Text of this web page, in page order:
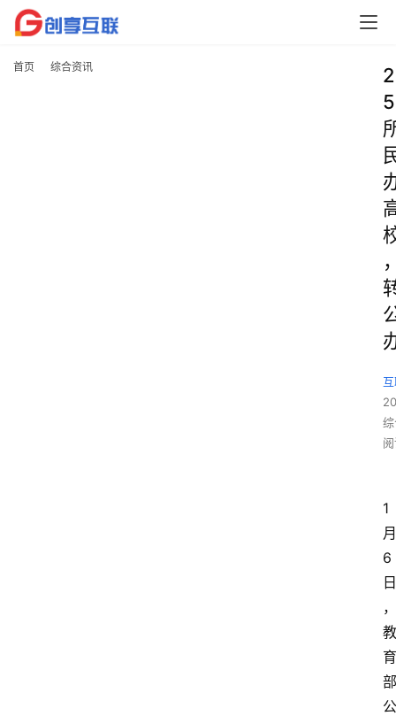
首页 综合资讯
2
5
1
月
6
日
，
教
育
部
公